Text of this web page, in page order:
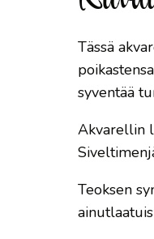
Tässä
syventää
Akvarellin
Teoksen